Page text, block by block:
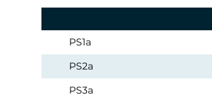
PS1a
PS2a
PS3a